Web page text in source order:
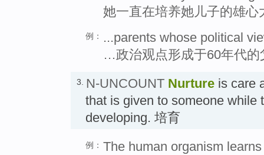
她一直在培养她儿子的雄心
例：
...parents whose political
…政治观点形成于60年代的
3. N-UNCOUNT Nurture is care
that is given to someone while
developing. 培育
例： The human organism